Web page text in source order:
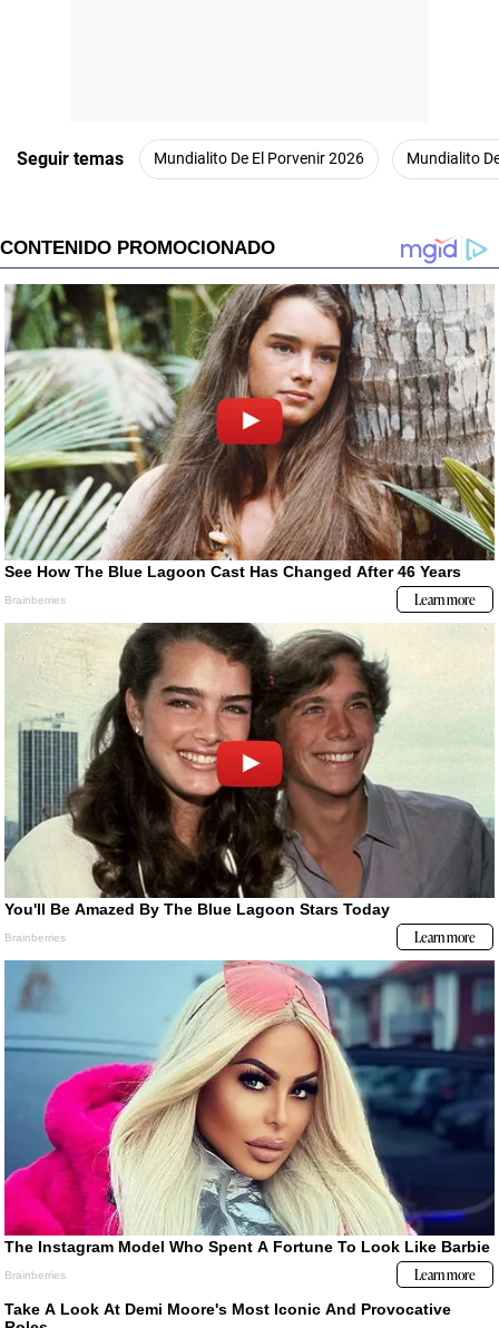
Seguir temas Mundialito De El Porvenir 2026 Mundialito